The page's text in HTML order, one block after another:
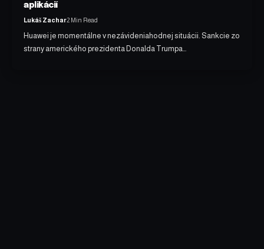
aplikácií
Lukáš Zachar2 Min Read
Huawei je momentálne v nezávideniahodnej situácii. Sankcie zo
strany amerického prezidenta Donalda Trumpa…